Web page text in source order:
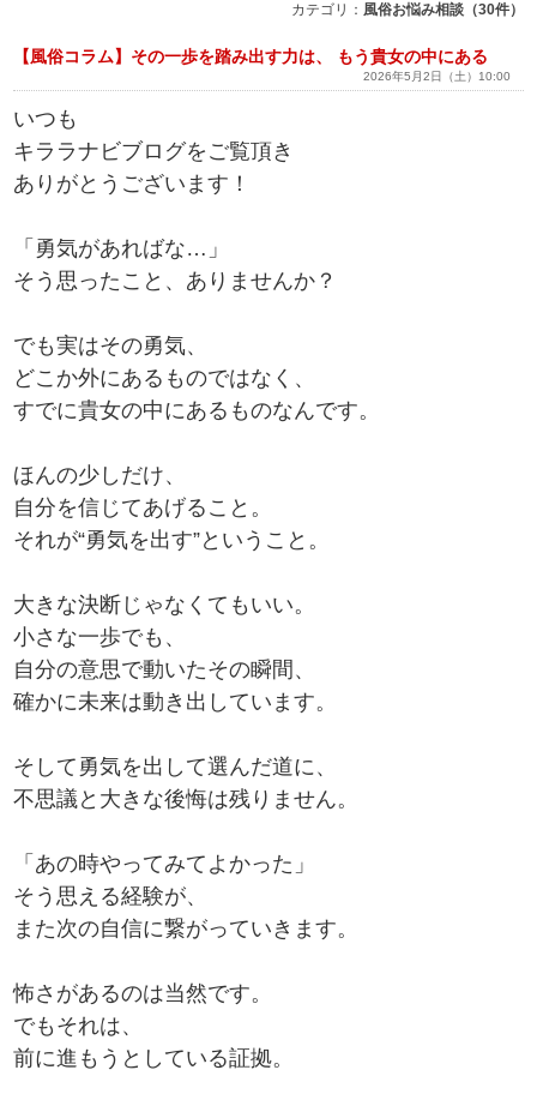
カテゴリ： 風俗お悩み相談（30件）
【風俗コラム】その一歩を踏み出す力は、 もう貴女の中にある
2026年5月2日（土）10:00
いつも
キララナビブログをご覧頂き
ありがとうございます！
「勇気があればな…」
そう思ったこと、ありませんか？
でも実はその勇気、
どこか外にあるものではなく、
すでに貴女の中にあるものなんです。
ほんの少しだけ、
自分を信じてあげること。
それが“勇気を出す”ということ。
大きな決断じゃなくてもいい。
小さな一歩でも、
自分の意思で動いたその瞬間、
確かに未来は動き出しています。
そして勇気を出して選んだ道に、
不思議と大きな後悔は残りません。
「あの時やってみてよかった」
そう思える経験が、
また次の自信に繋がっていきます。
怖さがあるのは当然です。
でもそれは、
前に進もうとしている証拠。